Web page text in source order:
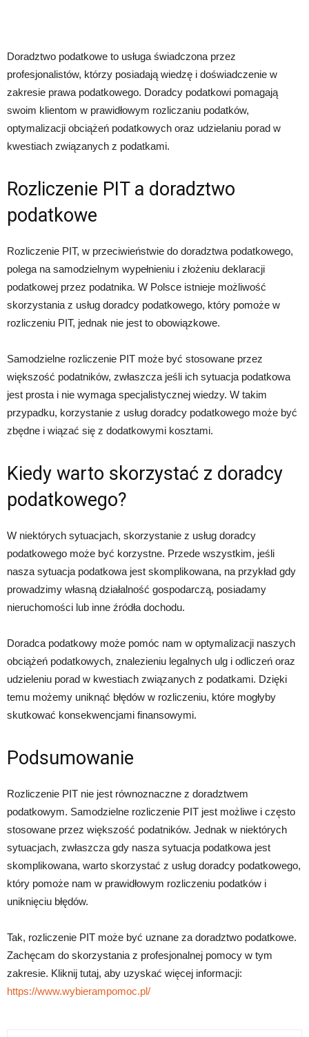
Doradztwo podatkowe to usługa świadczona przez
profesjonalistów, którzy posiadają wiedzę i doświadczenie w
zakresie prawa podatkowego. Doradcy podatkowi pomagają
swoim klientom w prawidłowym rozliczaniu podatków,
optymalizacji obciążeń podatkowych oraz udzielaniu porad w
kwestiach związanych z podatkami.
Rozliczenie PIT a doradztwo
podatkowe
Rozliczenie PIT, w przeciwieństwie do doradztwa podatkowego,
polega na samodzielnym wypełnieniu i złożeniu deklaracji
podatkowej przez podatnika. W Polsce istnieje możliwość
skorzystania z usług doradcy podatkowego, który pomoże w
rozliczeniu PIT, jednak nie jest to obowiązkowe.
Samodzielne rozliczenie PIT może być stosowane przez
większość podatników, zwłaszcza jeśli ich sytuacja podatkowa
jest prosta i nie wymaga specjalistycznej wiedzy. W takim
przypadku, korzystanie z usług doradcy podatkowego może być
zbędne i wiązać się z dodatkowymi kosztami.
Kiedy warto skorzystać z doradcy
podatkowego?
W niektórych sytuacjach, skorzystanie z usług doradcy
podatkowego może być korzystne. Przede wszystkim, jeśli
nasza sytuacja podatkowa jest skomplikowana, na przykład gdy
prowadzimy własną działalność gospodarczą, posiadamy
nieruchomości lub inne źródła dochodu.
Doradca podatkowy może pomóc nam w optymalizacji naszych
obciążeń podatkowych, znalezieniu legalnych ulg i odliczeń oraz
udzieleniu porad w kwestiach związanych z podatkami. Dzięki
temu możemy uniknąć błędów w rozliczeniu, które mogłyby
skutkować konsekwencjami finansowymi.
Podsumowanie
Rozliczenie PIT nie jest równoznaczne z doradztwem
podatkowym. Samodzielne rozliczenie PIT jest możliwe i często
stosowane przez większość podatników. Jednak w niektórych
sytuacjach, zwłaszcza gdy nasza sytuacja podatkowa jest
skomplikowana, warto skorzystać z usług doradcy podatkowego,
który pomoże nam w prawidłowym rozliczeniu podatków i
uniknięciu błędów.
Tak, rozliczenie PIT może być uznane za doradztwo podatkowe.
Zachęcam do skorzystania z profesjonalnej pomocy w tym
zakresie. Kliknij tutaj, aby uzyskać więcej informacji:
https://www.wybierampomoc.pl/